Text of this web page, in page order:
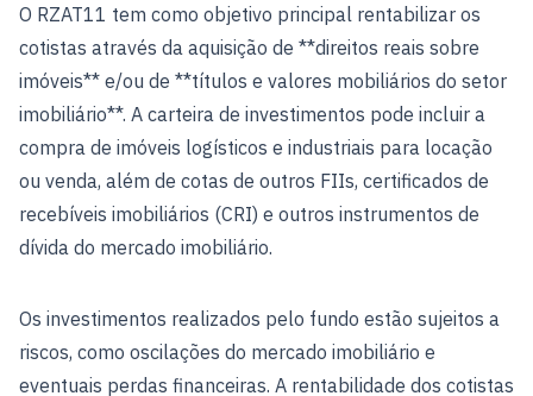
O RZAT11 tem como objetivo principal rentabilizar os
cotistas através da aquisição de **direitos reais sobre
imóveis** e/ou de **títulos e valores mobiliários do setor
imobiliário**. A carteira de investimentos pode incluir a
compra de imóveis logísticos e industriais para locação
ou venda, além de cotas de outros FIIs, certificados de
recebíveis imobiliários (CRI) e outros instrumentos de
dívida do mercado imobiliário.
Os investimentos realizados pelo fundo estão sujeitos a
riscos, como oscilações do mercado imobiliário e
eventuais perdas financeiras. A rentabilidade dos cotistas